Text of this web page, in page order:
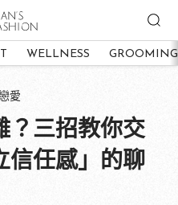
WELLNESS GROOMING
愛
？三招教你交
信任感」的聊